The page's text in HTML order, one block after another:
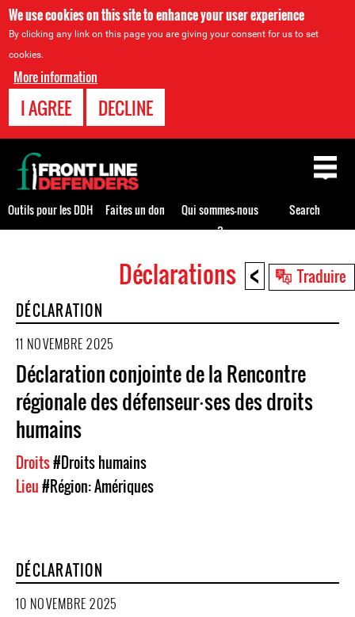
We use cookies on this site to enhance your user experience
By clicking any link on this page you are giving your consent for us to set
cookies.
More information
I AGREE DECLINE
< Traduire
top
Déclarations
DÉCLARATION
11 NOVEMBRE 2025
Déclaration conjointe de la Rencontre
régionale des défenseur⸱ses des droits
humains
Droits#Droits humains
Lieu#Région: Amériques
DÉCLARATION
10 NOVEMBRE 2025
Back
to
top
Outils pour les DDH Faites un don
Qui sommes-nous
?
Search